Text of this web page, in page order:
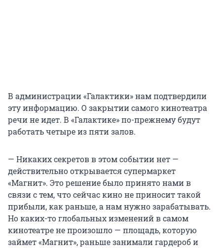
В администрации «Галактики» нам подтвердили
эту информацию. О закрытии самого кинотеатра
речи не идет. В «Галактике» по-прежнему будут
работать четыре из пяти залов.
— Никаких секретов в этом событии нет —
действительно открывается супермаркет
«Магнит». Это решение было принято нами в
связи с тем, что сейчас кино не приносит такой
прибыли, как раньше, а нам нужно зарабатывать.
Но каких-то глобальных изменений в самом
кинотеатре не произошло — площадь, которую
займет «Магнит», раньше занимали гардероб и